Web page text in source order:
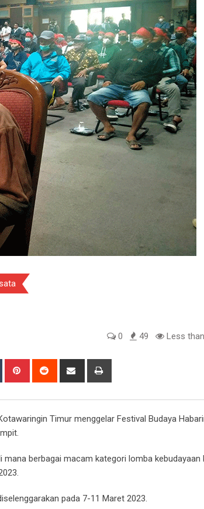
0 49 Less
Tumblr Pinterest Reddit
Share
Timur menggelar Festival Budaya
berbagai macam kategori lomba kebudayaan
pada 7-11 Maret 2023.